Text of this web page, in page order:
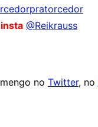
@Reikrauss
no Twitter, no